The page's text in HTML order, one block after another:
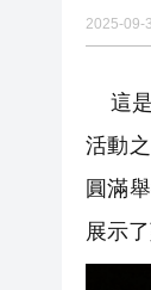
2025-09-
這是
活動
圓滿
展示